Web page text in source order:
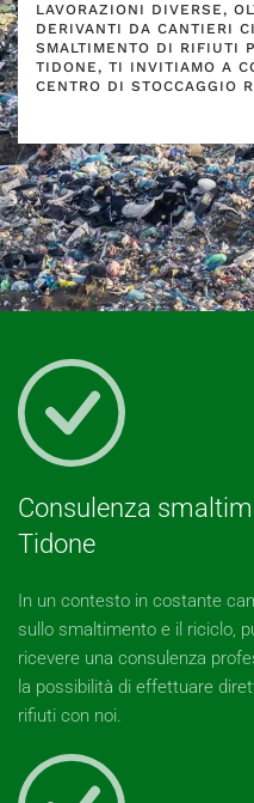
LAVORAZIONI DIVERSE,
DERIVANTI DA CANTIERI
SMALTIMENTO DI RIFIUTI
TIDONE, TI INVITIAMO A
CENTRO DI STOCCAGGIO
Consulenza
Tidone
In un contesto in costante
sullo smaltimento e il riciclo,
ricevere una consulenza
la possibilità di effettuare
rifiuti con noi.